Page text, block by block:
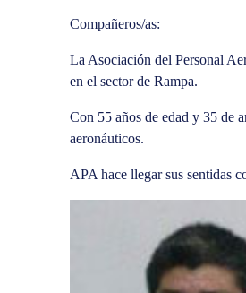
Compañeros/as:
La Asociación del Personal
en el sector de Rampa.
Con 55 años de edad y 35 de
aeronáuticos.
APA hace llegar sus sentidas